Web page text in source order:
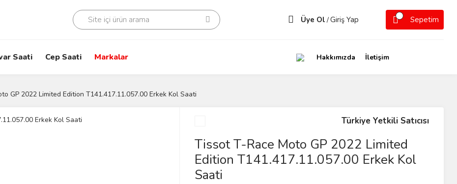
Üye Ol /Giriş Yap Sepetim
Saati Cep Saati Markalar Hakkımızda İletişim
GP 2022 Limited Edition T141.417.11.057.00 Erkek Kol Saati
Türkiye Yetkili Satıcısı
Tissot T-Race Moto GP 2022 Limited
Edition T141.417.11.057.00 Erkek Kol
Saati